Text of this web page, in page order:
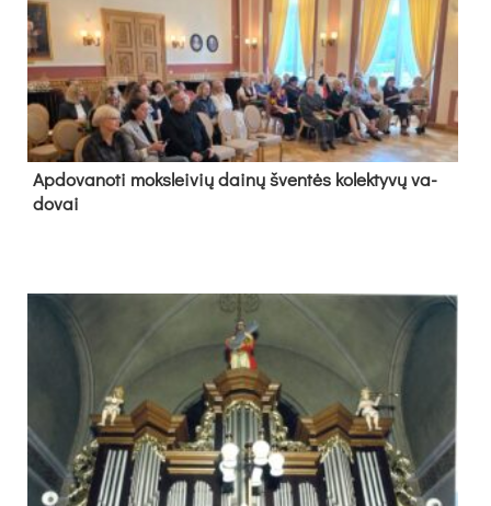
Ap­do­va­no­ti moks­lei­vių dai­nų šven­tės ko­lek­ty­vų va­
do­vai